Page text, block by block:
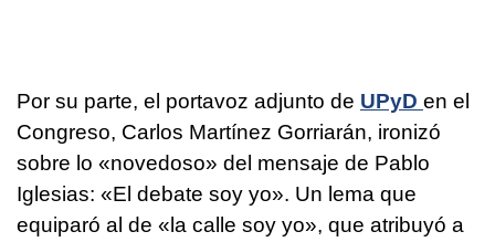
Por su parte, el portavoz adjunto de UPyD en el
Congreso, Carlos Martínez Gorriarán, ironizó
sobre lo «novedoso» del mensaje de Pablo
Iglesias: «El debate soy yo». Un lema que
equiparó al de «la calle soy yo», que atribuyó a